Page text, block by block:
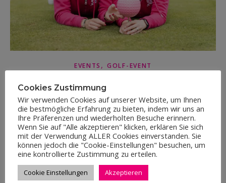
EVENTS ,GOLF-EVENT
DENKSCH PINK CHARITY-GOLFTURNIER
2025
11.05.2025
Gams-Werdenberg | Bereits zum fünften Mal findet am
28. Juni 2025 das beliebte Denksch Pink Charity-Turnier im
Cookies Zustimmung
Wir verwenden Cookies auf unserer Website, um Ihnen
die bestmögliche Erfahrung zu bieten, indem wir uns an
Ihre Präferenzen und wiederholten Besuche erinnern.
Wenn Sie auf "Alle akzeptieren" klicken, erklären Sie sich
mit der Verwendung ALLER Cookies einverstanden. Sie
können jedoch die "Cookie-Einstellungen" besuchen, um
eine kontrollierte Zustimmung zu erteilen.
Cookie Einstellungen Akzeptieren